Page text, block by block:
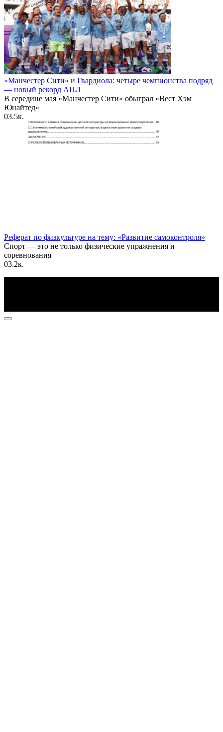
«Манчестер Сити» и Гвардиола: четыре чемпионства подряд
— новый рекорд АПЛ
В середине мая «Манчестер Сити» обыграл «Вест Хэм
Юнайтед»
03.5к.
Реферат по физкультуре на тему: «Развитие самоконтроля»
Спорт — это не только физические упражнения и
соревнования
03.2к.